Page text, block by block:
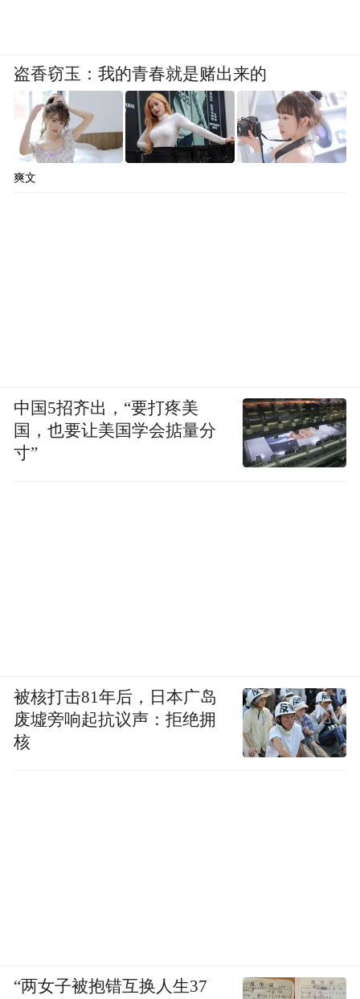
盗香窃玉：我的青春就是赌出来的
爽文
中国5招齐出，“要打疼美
国，也要让美国学会掂量分
寸”
被核打击81年后，日本广岛
废墟旁响起抗议声：拒绝拥
核
“两女子被抱错互换人生37